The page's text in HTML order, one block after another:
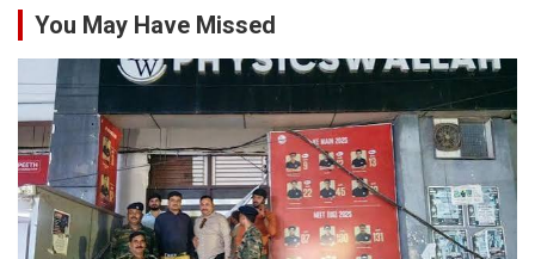
You May Have Missed